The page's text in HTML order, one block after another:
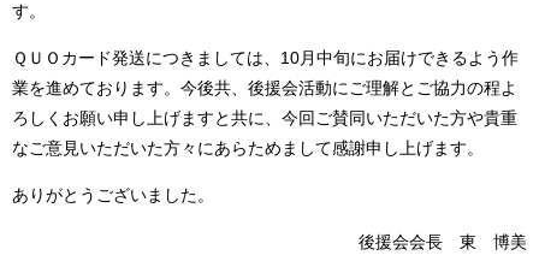
す。
ＱＵＯカード発送につきましては、10月中旬にお届けできるよう作
業を進めております。今後共、後援会活動にご理解とご協力の程よ
ろしくお願い申し上げますと共に、今回ご賛同いただいた方や貴重
なご意見いただいた方々にあらためまして感謝申し上げます。
ありがとうございました。
後援会会長 東 博美